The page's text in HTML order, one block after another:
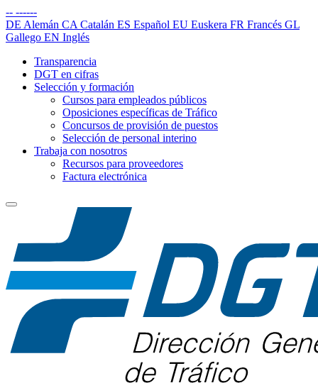
-- ------
DE Alemán CA Catalán ES Español EU Euskera FR Francés GL
Gallego EN Inglés
Transparencia
DGT en cifras
Selección y formación
Cursos para empleados públicos
Oposiciones específicas de Tráfico
Concursos de provisión de puestos
Selección de personal interino
Trabaja con nosotros
Recursos para proveedores
Factura electrónica